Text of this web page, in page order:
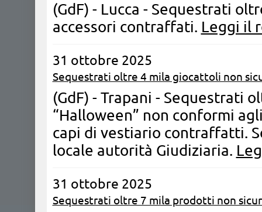
(GdF) - Lucca - Sequestrati
accessori contraffati. Leggi il
31 ottobre 2025
Sequestrati oltre 4 mila giocattoli non
(GdF) - Trapani - Sequestrati
“Halloween” non conformi
capi di vestiario contraffatti.
locale autorità Giudiziaria.
31 ottobre 2025
Sequestrati oltre 7 mila prodotti non